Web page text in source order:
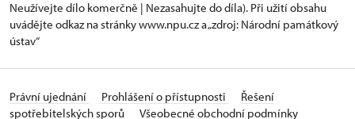
Neužívejte dílo komerčně | Nezasahujte do díla). Při užití obsahu
uvádějte odkaz na stránky www.npu.cz a „zdroj: Národní památkový
ústav“
Právní ujednání Prohlášení o přístupnosti
Řešení
spotřebitelských sporů
Všeobecné obchodní podmínky